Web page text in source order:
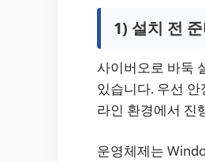
1) 설치 전
사이버오로 바둑
있습니다. 우선
라인 환경에서 진
운영체제는